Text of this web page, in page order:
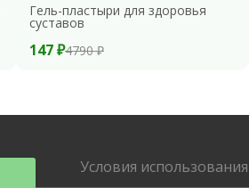
Гель-пластыри для здоровья
суставов
147 ₽4790 ₽
Условия использования